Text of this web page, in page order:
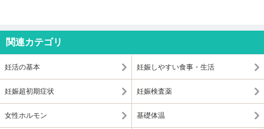
関連カテゴリ
妊活の基本 妊娠しやすい食事・生活
妊娠超初期症状 妊娠検査薬
女性ホルモン 基礎体温